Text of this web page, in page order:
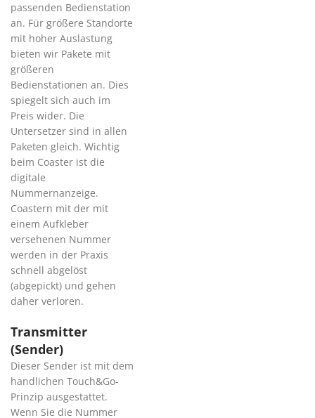
passenden Bedienstation
an. Für größere Standorte
mit hoher Auslastung
bieten wir Pakete mit
größeren
Bedienstationen an. Dies
spiegelt sich auch im
Preis wider. Die
Untersetzer sind in allen
Paketen gleich. Wichtig
beim Coaster ist die
digitale
Nummernanzeige.
Coastern mit der mit
einem Aufkleber
versehenen Nummer
werden in der Praxis
schnell abgelöst
(abgepickt) und gehen
daher verloren.
Transmitter
(Sender)
Dieser Sender ist mit dem
handlichen Touch&Go-
Prinzip ausgestattet.
Wenn Sie die Nummer